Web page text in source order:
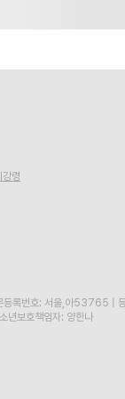
강령
등록번호: 서울,아53765
년보호책임자: 양한나